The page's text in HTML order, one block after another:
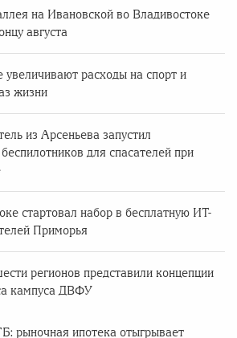
на Ивановской во Владивостоке
августа
увеличивают расходы на спорт и
жизни
из Арсеньева запустил
для спасателей при
стартовал набор в бесплатную ИТ-
Приморья
регионов представили концепции
кампуса ДВФУ
рыночная ипотека отыгрывает